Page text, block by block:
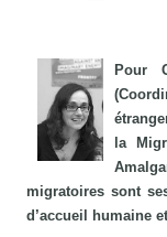
Pour
la
migratoires sont
d’accueil humaine